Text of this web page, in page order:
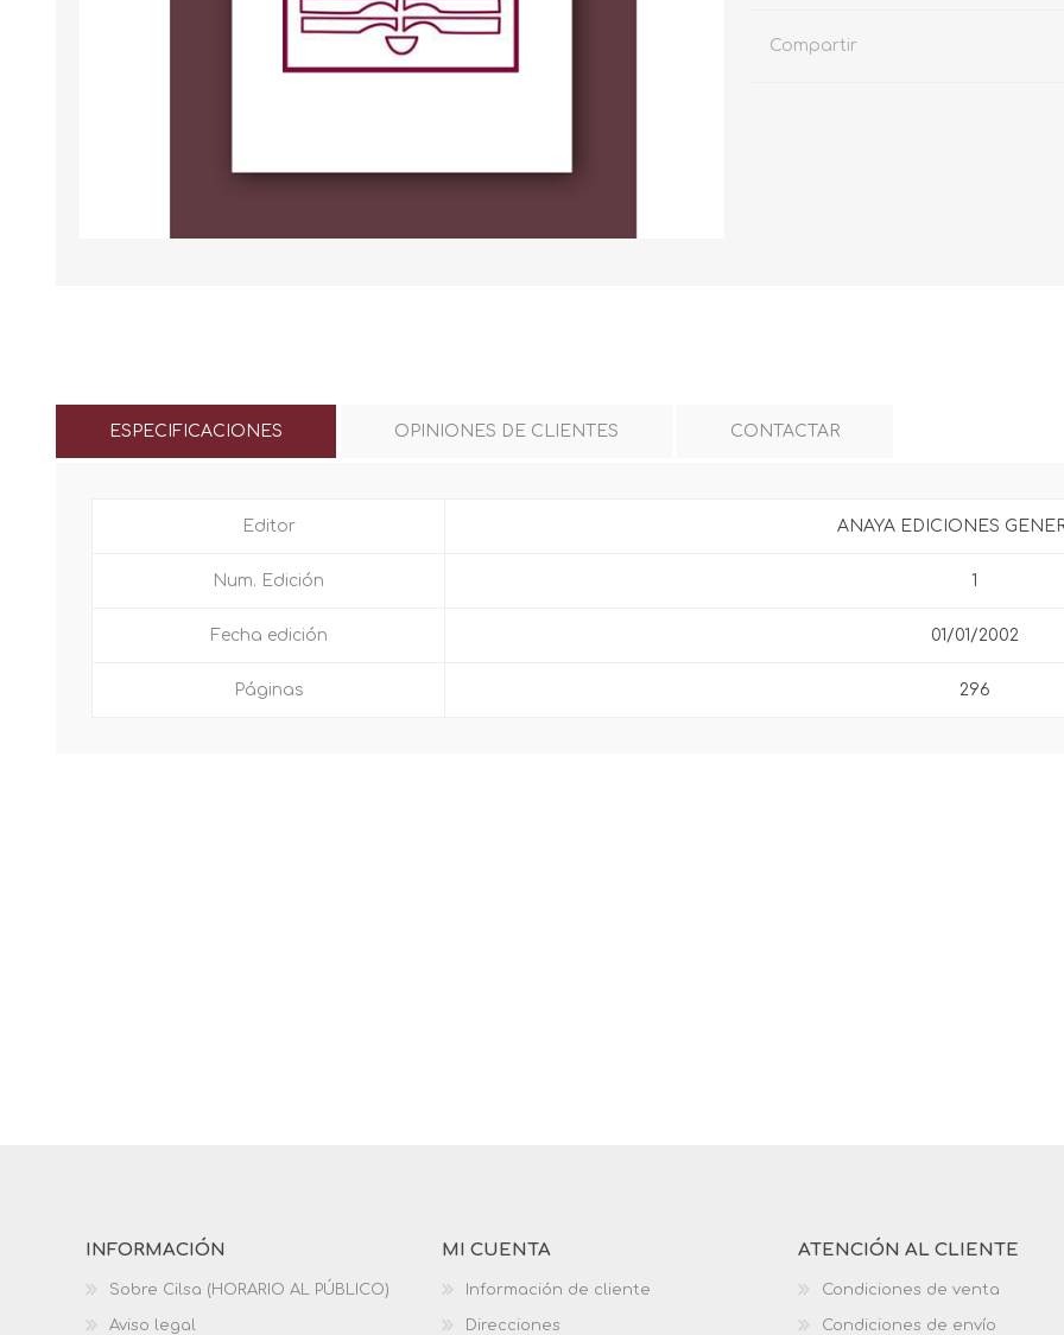
Compartir
ESPECIFICACIONES OPINIONES DE CLIENTES CONTACTAR
Editor ANAYA EDICIONES
Num. Edición 1
Fecha edición 01/01/2002
Páginas 296
INFORMACIÓN
Sobre Cilsa (HORARIO AL PÚBLICO)
Aviso legal
MI CUENTA
Información de cliente
Direcciones
ATENCIÓN AL CLIENTE
Condiciones de venta
Condiciones de envío